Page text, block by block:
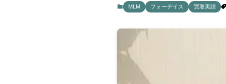
MLM フォーデイス 買取実績